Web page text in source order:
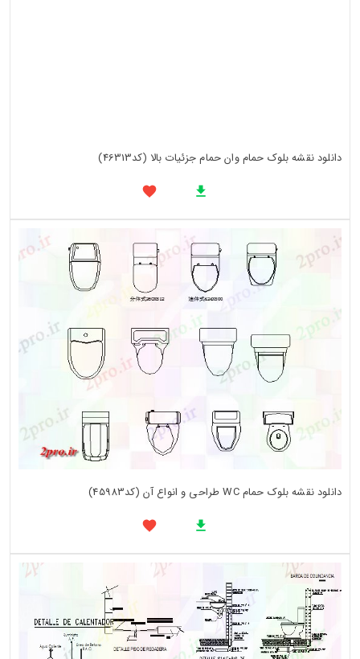
دانلود نقشه بلوک حمام وان حمام جزئیات بالا (کد46313)
دانلود نقشه بلوک حمام WC طراحی و انواع آن (کد45983)